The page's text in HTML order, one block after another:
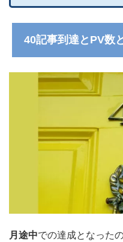
40記事到達とPV数
月途中での達成となった